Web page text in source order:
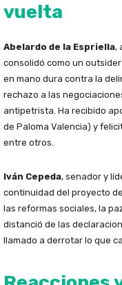
vuelta
Abelardo de la Espriella,
consolidó como un
en mano dura contra la
rechazo a las
antipetrista. Ha recibido
de Paloma Valencia) y
entre otros.
Iván Cepeda, senador y
continuidad del proyecto
las reformas sociales, la
distanció de las
llamado a derrotar lo que